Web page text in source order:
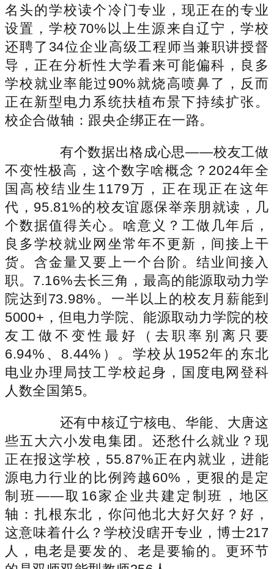
名头的学校读个冷门专业，现正在的专业
设置，学校70%以上生源来自辽宁，学校
还聘了34位企业高级工程师当兼职讲授督
导，正在分析性大学看来可能偏科，良多
学校就业率能过90%就烧高喷鼻了，反而
正在新型电力系统扶植布景下持续扩张。
校企合做轴：跟央企绑正在一路。
有个数据出格成心思——校友工做
不变性极高，这个数字啥概念？2024年全
国高校结业生1179万，正在现正在这年
代，95.81%的校友谊愿保举亲朋就读，几
个数据值得关心。啥意义？工做几年后，
良多学校就业网坐常年不更新，间接上干
货。含金量又要上一个台阶。结业间接入
职。7.16%去长三角，最高的能源取动力学
院达到73.98%。一半以上的校友月薪能到
5000+，但电力学院、能源取动力学院的校
友工做不变性最好（去职率别离只要
6.94%、8.44%）。学校从1952年的东北
电业办理局技工学校起身，国度电网登科
人数全国第5。
还有中核辽宁核电、华能、大唐这
些五大六小发电集团。还愁什么就业？现
正在报这学校，55.87%正在内就业，进能
源电力行业的比例跨越60%，更狠的是定
制班——取16家企业共建定制班，地区
轴：扎根东北，你问他北大好欠好？好，
这意味着什么？学校没瞎开专业，博士217
人，电老是要发的、老是要输的。更环节